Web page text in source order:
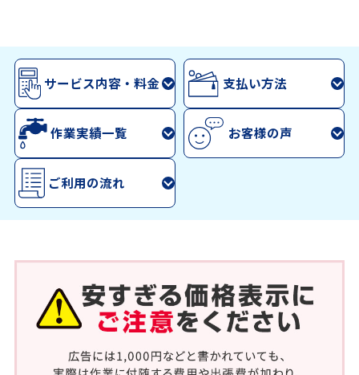
サービス内容・料金 支払い方法
作業実績一覧 お客様の声
ご利用の流れ